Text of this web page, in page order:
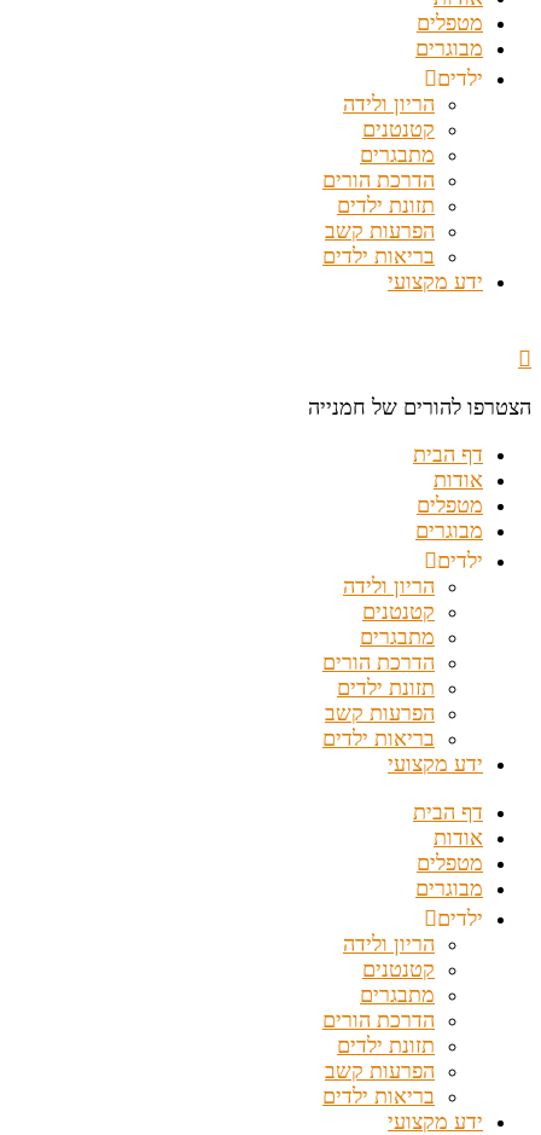
מטפלים
מבוגרים
ילדים
הריון ולידה
קטנטנים
מתבגרים
הדרכת הורים
תזונת ילדים
הפרעות קשב
בריאות ילדים
ידע מקצועי
הצטרפו להורים של חמנייה
דף הבית
אודות
מטפלים
מבוגרים
ילדים
הריון ולידה
קטנטנים
מתבגרים
הדרכת הורים
תזונת ילדים
הפרעות קשב
בריאות ילדים
ידע מקצועי
דף הבית
אודות
מטפלים
מבוגרים
ילדים
הריון ולידה
קטנטנים
מתבגרים
הדרכת הורים
תזונת ילדים
הפרעות קשב
בריאות ילדים
ידע מקצועי